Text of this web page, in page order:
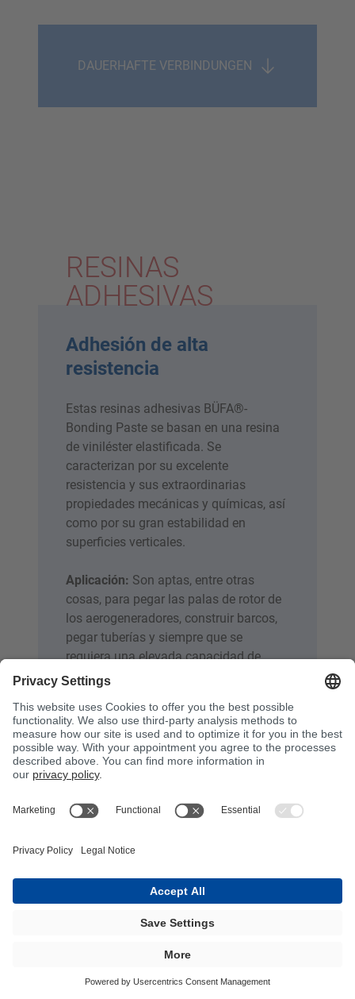
DAUERHAFTE VERBINDUNGEN
RESINAS
ADHESIVAS
Adhesión de alta
resistencia
Estas resinas adhesivas BÜFA®-
Bonding Paste se basan en una resina
de viniléster elastificada. Se
caracterizan por su excelente
resistencia y sus extraordinarias
propiedades mecánicas y químicas, así
como por su gran estabilidad en
superficies verticales.
Aplicación: Son aptas, entre otras
cosas, para pegar las palas de rotor de
los aerogeneradores, construir barcos,
pegar tuberías y siempre que se
requiera una elevada capacidad de
carga dinámica en grandes rangos de
Procesamiento: El procesado puede
realizarse tanto a mano como con
equipos de dosificación especialmente